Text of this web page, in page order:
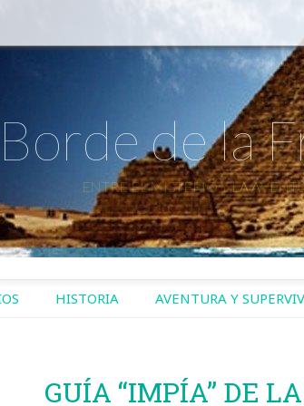
de la
ENTRE EL MISTERIO Y LA
HISTORIA AVENTURA Y
GUÍA “IMPÍA” DE